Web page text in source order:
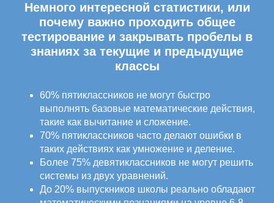
Немного интересной статистики, или
почему важно проходить общее
тестирование и закрывать пробелы в
знаниях за текущие и предыдущие
классы
60% пятиклассников не могут быстро
выполнять базовые математические действия,
такие как вычитание и сложение.
70% пятиклассников часто делают ошибки в
таких действиях как умножение и деление.
Более 75% девятиклассников не могут решить
системы из двух уравнений.
До 20% выпускников школы реально обладают